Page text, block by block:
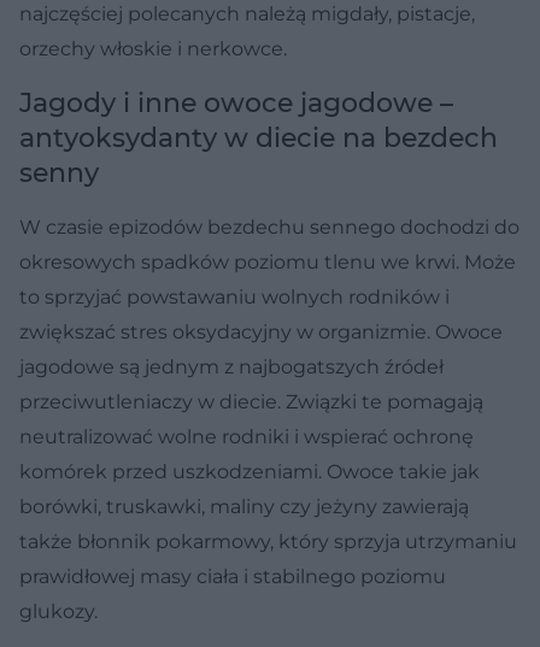
najczęściej polecanych należą migdały, pistacje,
orzechy włoskie i nerkowce.
Jagody i inne owoce jagodowe –
antyoksydanty w diecie na bezdech
senny
W czasie epizodów bezdechu sennego dochodzi do
okresowych spadków poziomu tlenu we krwi. Może
to sprzyjać powstawaniu wolnych rodników i
zwiększać stres oksydacyjny w organizmie. Owoce
jagodowe są jednym z najbogatszych źródeł
przeciwutleniaczy w diecie. Związki te pomagają
neutralizować wolne rodniki i wspierać ochronę
komórek przed uszkodzeniami. Owoce takie jak
borówki, truskawki, maliny czy jeżyny zawierają
także błonnik pokarmowy, który sprzyja utrzymaniu
prawidłowej masy ciała i stabilnego poziomu
glukozy.